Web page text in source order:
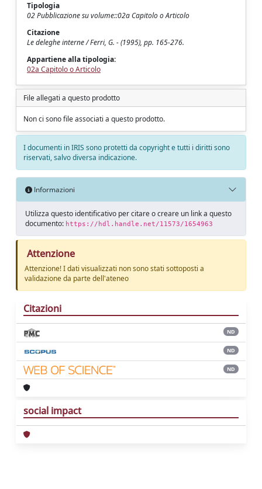
Tipologia
02 Pubblicazione su volume::02a Capitolo o Articolo
Citazione
Le deleghe interne / Ferri, G. - (1995), pp. 165-276.
Appartiene alla tipologia:
02a Capitolo o Articolo
File allegati a questo prodotto
Non ci sono file associati a questo prodotto.
I documenti in IRIS sono protetti da copyright e tutti i diritti sono
riservati, salvo diversa indicazione.
Informazioni
Utilizza questo identificativo per citare o creare un link a questo
documento: https://hdl.handle.net/11573/1654963
Attenzione
Attenzione! I dati visualizzati non sono stati sottoposti a
validazione da parte dell'ateneo
Citazioni
ND
ND
ND
social impact